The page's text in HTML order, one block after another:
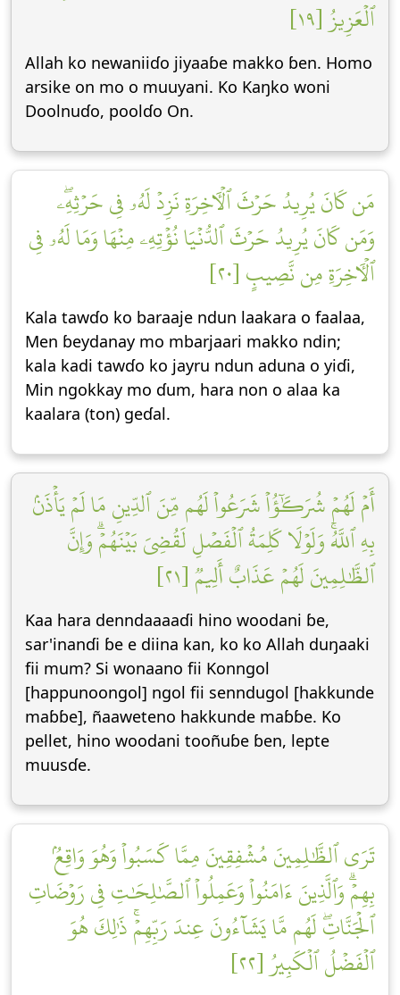
ٱلۡعَزِيزُ [١٩]
Allah ko newaniiɗo jiyaaɓe makko ɓen. Homo
arsike on mo o muuyani. Ko Kaŋko woni
Doolnuɗo, poolɗo On.
مَن كَانَ يُرِيدُ حَرۡثَ ٱلۡأٓخِرَةِ نَزِدۡ لَهُۥ فِي حَرۡثِهِۦۖ
وَمَن كَانَ يُرِيدُ حَرۡثَ ٱلدُّنۡيَا نُؤۡتِهِۦ مِنۡهَا وَمَا لَهُۥ فِي
ٱلۡأٓخِرَةِ مِن نَّصِيبٍ [٢٠]
Kala tawɗo ko baraaje ndun laakara o faalaa,
Men ɓeydanay mo mbarjaari makko ndin;
kala kadi tawɗo ko jayru ndun aduna o yiɗi,
Min ngokkay mo ɗum, hara non o alaa ka
kaalara (ton) geɗal.
أَمۡ لَهُمۡ شُرَكَٰٓؤُاْ شَرَعُواْ لَهُم مِّنَ ٱلدِّينِ مَا لَمۡ يَأۡذَنۢ
بِهِ ٱللَّهُۚ وَلَوۡلَا كَلِمَةُ ٱلۡفَصۡلِ لَقُضِيَ بَيۡنَهُمۡۗ وَإِنَّ
ٱلظَّٰلِمِينَ لَهُمۡ عَذَابٌ أَلِيمٞ [٢١]
Kaa hara denndaaaaɗi hino woodani ɓe,
sar'inanɗi ɓe e diina kan, ko ko Allah duŋaaki
fii mum? Si wonaano fii Konngol
[happunoongol] ngol fii senndugol [hakkunde
maɓɓe], ñaaweteno hakkunde maɓɓe. Ko
pellet, hino woodani tooñuɓe ɓen, lepte
muusɗe.
تَرَى ٱلظَّٰلِمِينَ مُشۡفِقِينَ مِمَّا كَسَبُواْ وَهُوَ وَاقِعُۢ
بِهِمۡۗ وَٱلَّذِينَ ءَامَنُواْ وَعَمِلُواْ ٱلصَّٰلِحَٰتِ فِي رَوۡضَاتِ
ٱلۡجَنَّاتِۖ لَهُم مَّا يَشَآءُونَ عِندَ رَبِّهِمۡۚ ذَٰلِكَ هُوَ
ٱلۡفَضۡلُ ٱلۡكَبِيرُ [٢٢]